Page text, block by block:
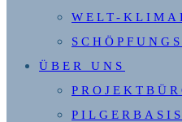
WELT-
ÜBER UNS
PILGERBASIS